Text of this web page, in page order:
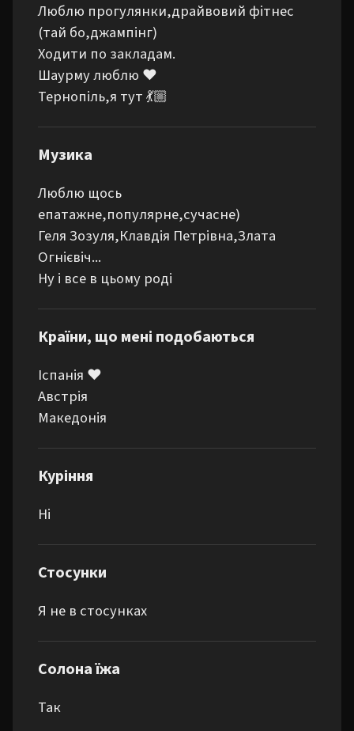
Люблю прогулянки,драйвовий фітнес
(тай бо,джампінг)
Ходити по закладам.
Шаурму люблю ❤️
Тернопіль,я тут 💃🏼
Музика
Люблю щось
епатажне,популярне,сучасне)
Геля Зозуля,Клавдія Петрівна,Злата
Огнієвіч...
Ну і все в цьому роді
Країни, що мені подобаються
Іспанія ❤️
Австрія
Македонія
Куріння
Ні
Стосунки
Я не в стосунках
Солона їжа
Так